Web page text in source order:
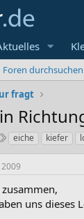
Foren durchsuchen
fragt
S
h
a
g
w
eiche kiefer
2009
uns dieses